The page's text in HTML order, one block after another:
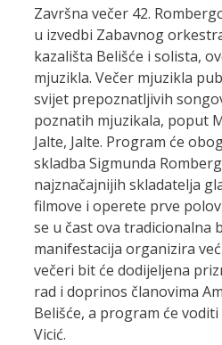
Završna večer 42.
u izvedbi Zabavnog
kazališta Belišće i solista,
mjuzikla. Večer mjuzikla
svijet prepoznatljivih
poznatih mjuzikala, poput
Jalte, Jalte. Program će
skladba Sigmunda
najznačajnijih skladatelja
filmove i operete prve
se u čast ova tradicionalna
manifestacija organizira
večeri bit će dodijeljena
rad i doprinos članovima
Belišće, a program će
Vicić.